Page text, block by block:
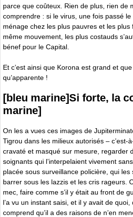
parce que coûteux. Rien de plus, rien de
comprendre : si le virus, une fois passé
ménage chez les plus pauvres et les plus
même mouvement, les plus costauds
bénef pour le Capital.
Et c’est ainsi que Korona est grand et
qu’apparente !
[bleu marine]Si forte, la
marine]
On les a vues ces images de
Tigrou dans les milieux autorisés – c’est-
cravaté et masqué sur mesure, regarder
soignants qui l’interpelaient vivement
placée sous surveillance policière, qui les
barrer sous les lazzis et les cris rageurs.
mec, faire comme s’il y était au front de
l’a vu un instant saisi, et il y avait de quoi,
comprend qu’il a des raisons de n’en